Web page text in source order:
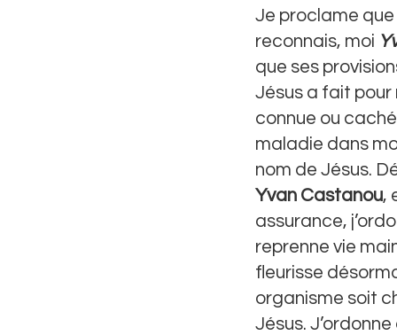
Je proclame que
reconnais, moi
que ses
Jésus a fait pour
connue ou
maladie dans
nom de Jésus.
Yvan Castanou,
assurance,
reprenne vie
fleurisse
organisme soit
Jésus.